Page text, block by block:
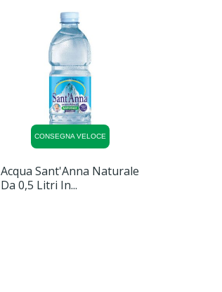
CONSEGNA VELOCE
Acqua Sant'Anna Naturale
Da 0,5 Litri In...